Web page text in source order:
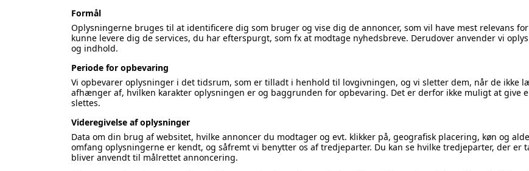
Formål
Oplysningerne bruges til at identificere dig som bruger og vise dig de annoncer, som vil have mest relevans
kunne levere dig de services, du har efterspurgt, som fx at modtage nyhedsbreve. Derudover anvender vi
og indhold.
Periode for opbevaring
Vi opbevarer oplysninger i det tidsrum, som er tilladt i henhold til lovgivningen, og vi sletter dem, når de ikke
afhænger af, hvilken karakter oplysningen er og baggrunden for opbevaring. Det er derfor ikke muligt at give
slettes.
Videregivelse af oplysninger
Data om din brug af websitet, hvilke annoncer du modtager og evt. klikker på, geografisk placering, køn og
omfang oplysningerne er kendt, og såfremt vi benytter os af tredjeparter. Du kan se hvilke tredjeparter, der er
bliver anvendt til målrettet annoncering.